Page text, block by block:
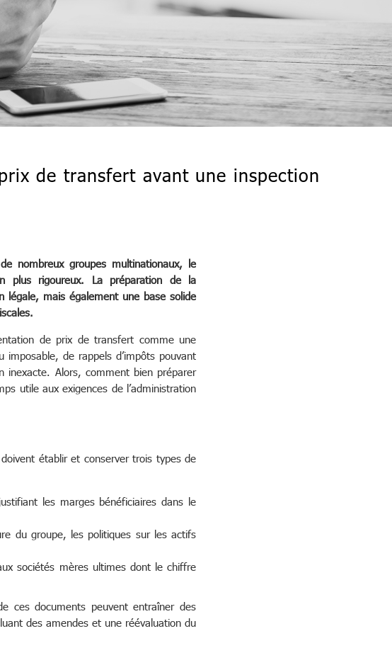
de transfert avant une inspection
nombreux groupes multinationaux, le
plus rigoureux. La préparation de la
légale, mais également une base solide
de prix de transfert comme une
de rappels d’impôts pouvant
inexacte. Alors, comment bien préparer
utile aux exigences de l’administration
établir et conserver trois types de
les marges bénéficiaires dans le
du groupe, les politiques sur les actifs
sociétés mères ultimes dont le chiffre
ces documents peuvent entraîner des
des amendes et une réévaluation du